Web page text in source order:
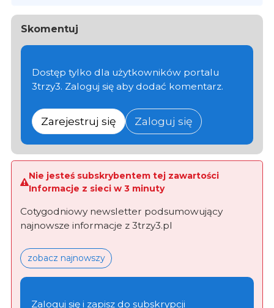
Skomentuj
Dostęp tylko dla użytkowników portalu
3trzy3. Zaloguj się aby dodać komentarz.
Zarejestruj się Zaloguj się
Nie jesteś subskrybentem tej zawartości
Informacje z sieci w 3 minuty
Cotygodniowy newsletter podsumowujący
najnowsze informacje z 3trzy3.pl
zobacz najnowszy
Zaloguj się i zapisz do subskrypcji